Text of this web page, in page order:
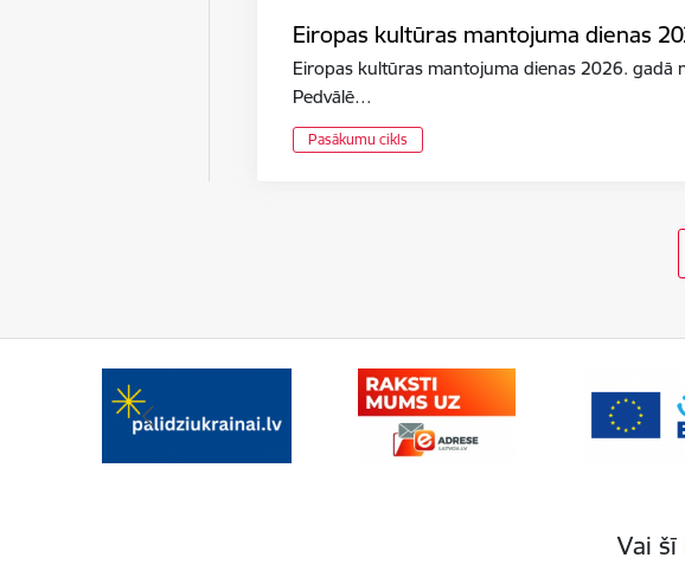
Eiropas kultūras mantojuma dienas
Eiropas kultūras mantojuma dienas 2026. gadā
Pedvālē…
Pasākumu cikls
Vai